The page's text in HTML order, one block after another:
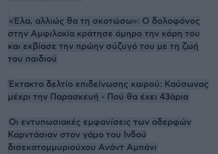
«Έλα, αλλιώς θα τη σκοτώσω»: Ο δολοφόνος
στην Αμφιλοχία κράτησε όμηρο την κόρη του
και εκβίασε την πρώην σύζυγό του με τη ζωή
του παιδιού
Έκτακτο δελτίο επιδείνωσης καιρού: Καύσωνας
μέχρι την Παρασκευή - Πού θα έχει 43άρια
Οι εντυπωσιακές εμφανίσεις των αδερφών
Καρντάσιαν στον γάμο του Ινδού
δισεκατομμυριούχου Ανάντ Αμπάνι